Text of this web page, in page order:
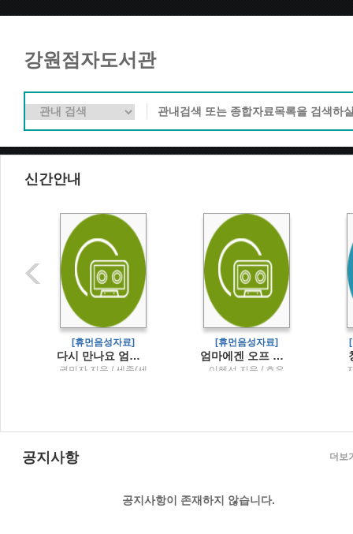
강원점자도서관
신간안내
[휴먼음성자료]
다시 만나요 엄마 이 시대 부모들에게 전하는 권민자 수녀의 위로와 격려
권민자 지음 / 세종(세
[휴먼음성자료]
엄마에겐 오프 스위치가 필요해 퇴근 없는 워킹맘의 일상 공감 에세이
이혜선 지음 / 호우
공지사항
공지사항이 존재하지 않습니다.
더보